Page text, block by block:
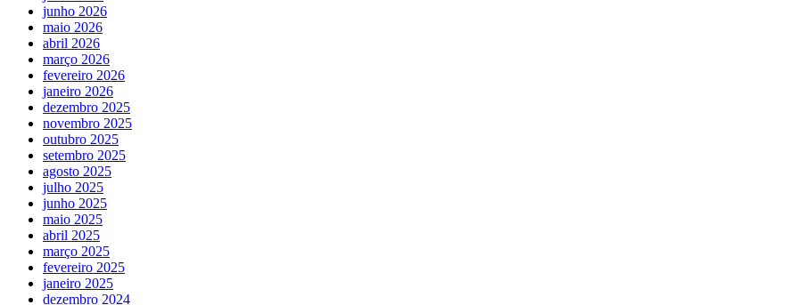
junho 2026
maio 2026
abril 2026
março 2026
fevereiro 2026
janeiro 2026
dezembro 2025
novembro 2025
outubro 2025
setembro 2025
agosto 2025
julho 2025
junho 2025
maio 2025
abril 2025
março 2025
fevereiro 2025
janeiro 2025
dezembro 2024